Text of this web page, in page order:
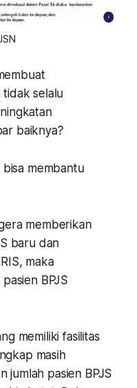
selalu
baiknya?
membantu
memberikan
baru dan
maka
BPJS
memiliki fasilitas
masih
jumlah pasien BPJS